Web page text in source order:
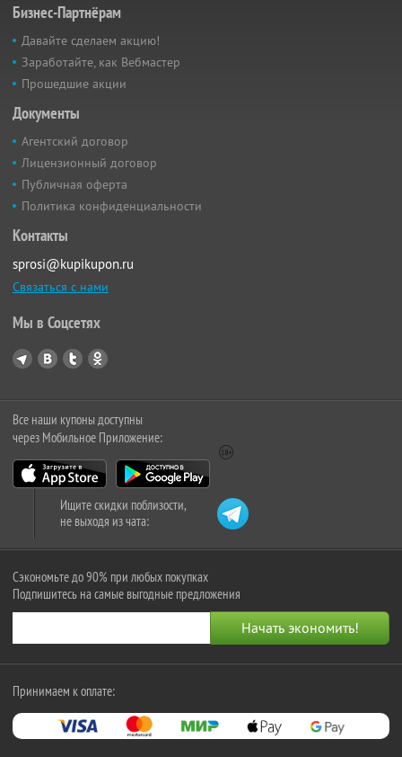
Бизнес-Партнёрам
Давайте сделаем акцию!
Заработайте, как Вебмастер
Прошедшие акции
Документы
Агентский договор
Лицензионный договор
Публичная оферта
Политика конфиденциальности
Контакты
sprosi@kupikupon.ru
Связаться с нами
Мы в Соцсетях
Все наши купоны доступны
через Мобильное Приложение:
Ищите скидки поблизости,
не выходя из чата:
Сэкономьте до 90% при любых покупках
Подпишитесь на самые выгодные предложения
Принимаем к оплате: